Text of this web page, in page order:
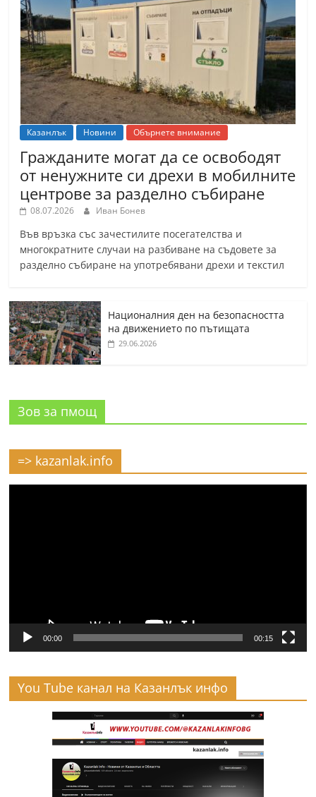
Казанлък Новини Обърнете внимание
Гражданите могат да се освободят
от ненужните си дрехи в мобилните
центрове за разделно събиране
08.07.2026 Иван Бонев
Във връзка със зачестилите посегателства и
многократните случаи на разбиване на съдовете за
разделно събиране на употребявани дрехи и текстил
Националния ден на безопасността
на движението по пътищата
29.06.2026
Зов за пмощ
=> kazanlak.info
00:00 00:15
You Tube канал на Казанлък инфо